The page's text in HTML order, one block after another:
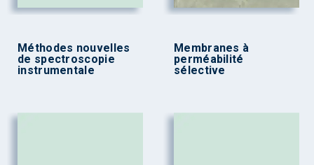
Méthodes nouvelles
de spectroscopie
instrumentale
Membranes à
perméabilité
sélective